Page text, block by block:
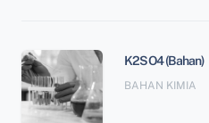
K2SO4 (Bahan)
BAHAN KIMIA